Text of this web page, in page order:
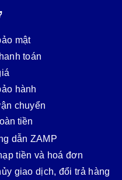
mật
toán
hành
chuyển
tiền
dẫn ZAMP
tiền và hoá đơn
giao dịch, đổi trả hàng